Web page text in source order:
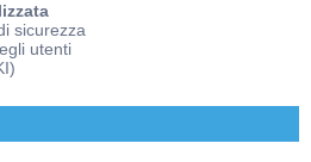
sicurezza
utenti